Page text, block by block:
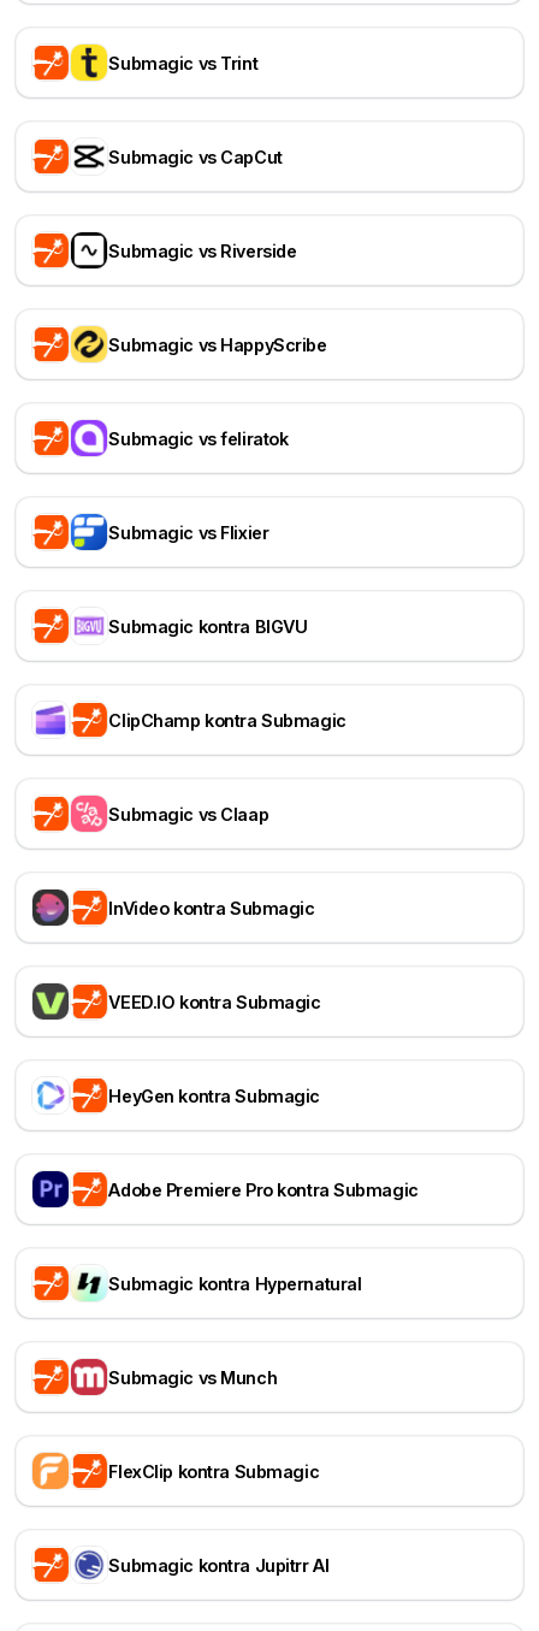
Submagic vs Trint
Submagic vs CapCut
Submagic vs Riverside
Submagic vs HappyScribe
Submagic vs feliratok
Submagic vs Flixier
Submagic kontra BIGVU
ClipChamp kontra Submagic
Submagic vs Claap
InVideo kontra Submagic
VEED.IO kontra Submagic
HeyGen kontra Submagic
Adobe Premiere Pro kontra Submagic
Submagic kontra Hypernatural
Submagic vs Munch
FlexClip kontra Submagic
Submagic kontra Jupitrr AI